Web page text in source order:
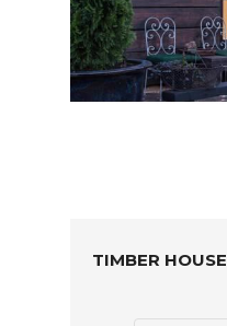
TIMBER HOUSE